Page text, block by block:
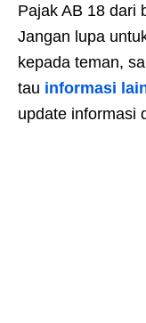
Pajak AB 18 dari
Jangan lupa
kepada teman,
tau informasi
update informasi